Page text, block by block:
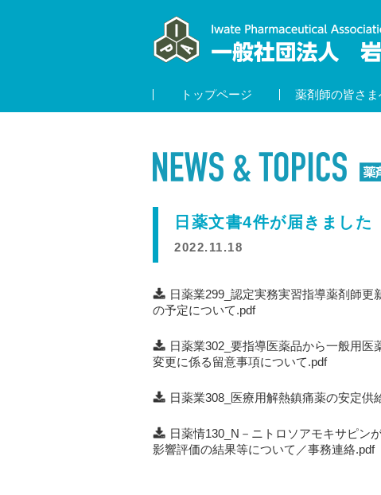
トップページ 薬剤師の皆さま
日薬文書4件が届きました
2022.11.18
日薬業299_認定実務実習指導薬剤師
の予定について.pdf
日薬業302_要指導医薬品から一般用
変更に係る留意事項について.pdf
日薬業308_医療用解熱鎮痛薬の安定供
日薬情130_N－ニトロソアモキサピン
影響評価の結果等について／事務連絡.pdf